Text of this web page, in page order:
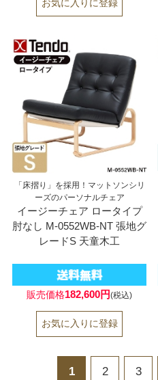
「床摺り」を採用！マットソンシリ
ーズのパーソナルチェア
イージーチェア ロータイプ
肘なし M-0552WB-NT 張地グ
レードS 天童木工
販売価格182,600円(税込)
1 2 3